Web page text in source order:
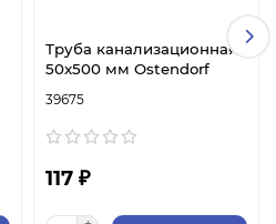
Труба канализационная
50x500 мм Ostendorf
39675
117 ₽